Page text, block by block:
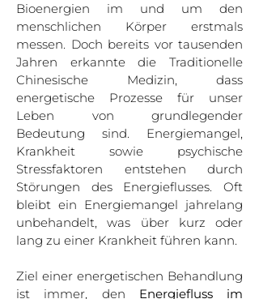
Bioenergien im und um den
menschlichen Körper erstmals
messen. Doch bereits vor tausenden
Jahren erkannte die Traditionelle
Chinesische Medizin, dass
energetische Prozesse für unser
Leben von grundlegender
Bedeutung sind. Energiemangel,
Krankheit sowie psychische
Stressfaktoren entstehen durch
Störungen des Energieflusses. Oft
bleibt ein Energiemangel jahrelang
unbehandelt, was über kurz oder
lang zu einer Krankheit führen kann.
Ziel einer energetischen Behandlung
ist immer, den Energiefluss im